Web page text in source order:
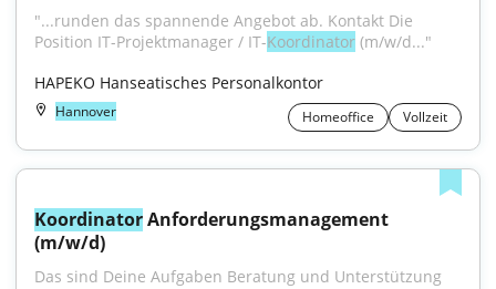
"...runden das spannende Angebot ab. Kontakt Die
Position IT-Projektmanager / IT-Koordinator (m/w/d..."
HAPEKO Hanseatisches Personalkontor
Hannover Homeoffice Vollzeit
Koordinator Anforderungsmanagement
(m/w/d)
Das sind Deine Aufgaben Beratung und Unterstützung